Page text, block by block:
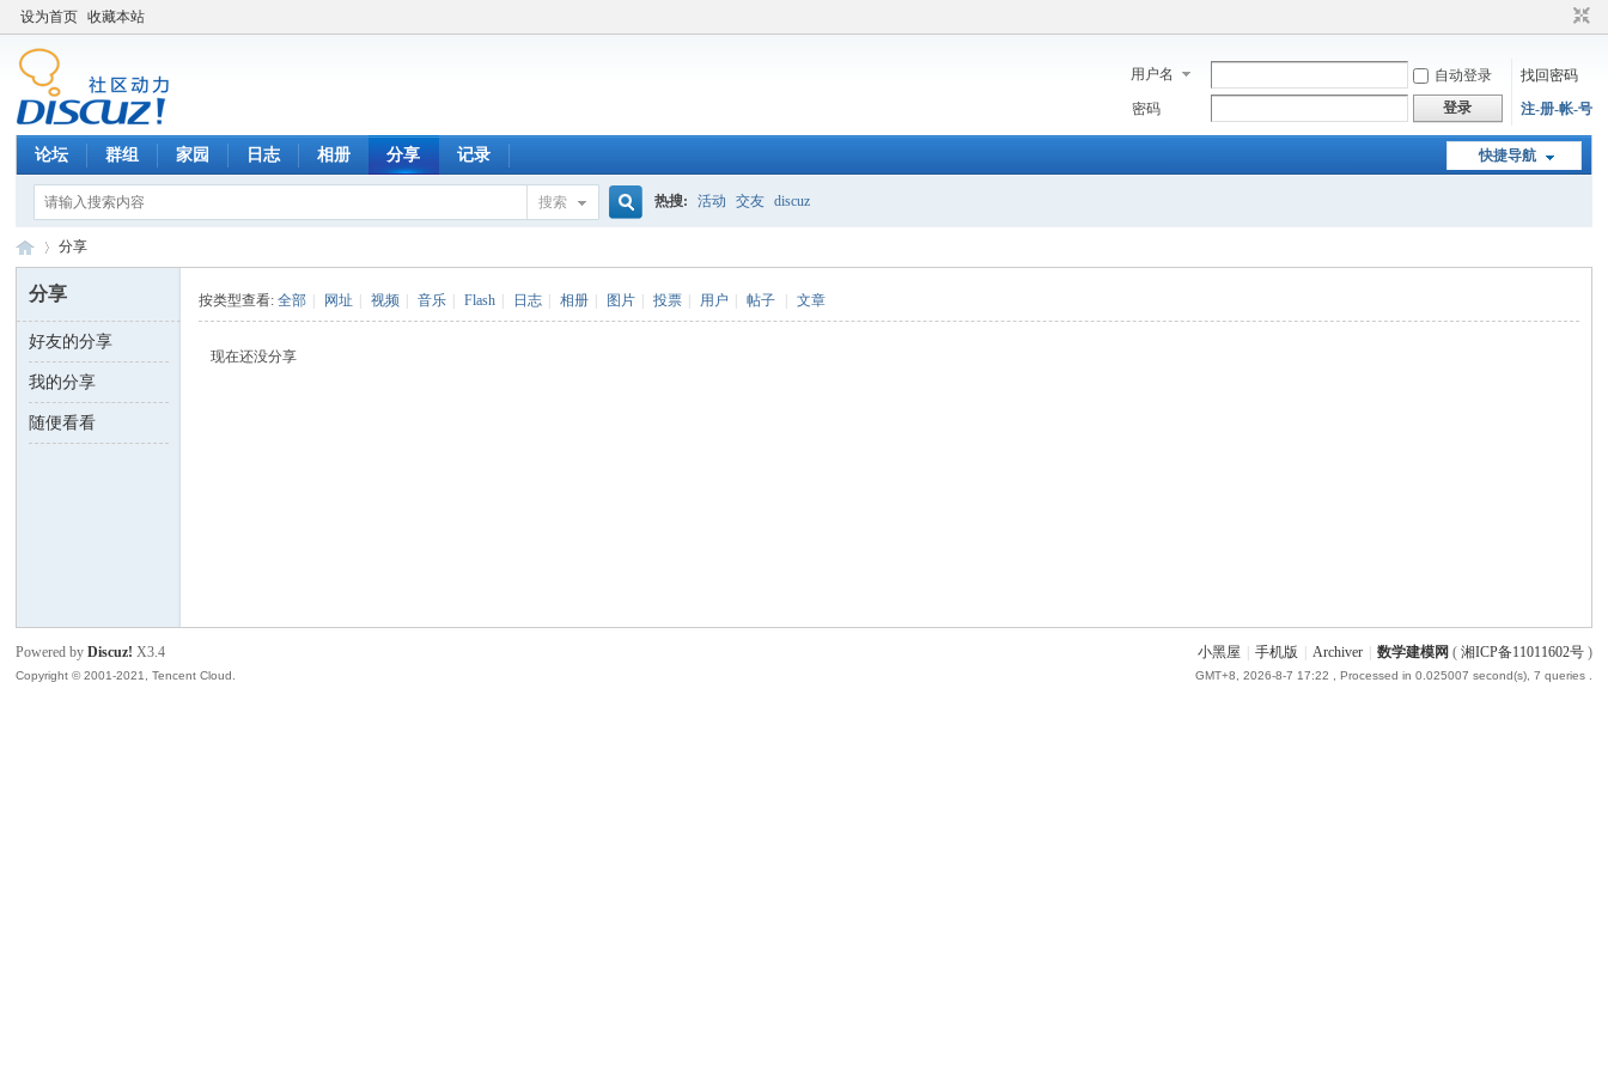
设为首页 收藏本站
用户名 自动登录
找回密码
密码
登录 注-册-帐-号
快捷导航
论坛 群组 家园 日志 相册 分享 记录
搜索 热搜: 活动 交友 discuz
数 ›
分享
分享
好友的分享
我的分享
随便看看
按类型查看:全部 网址 视频 音乐 Flash 日志 相册 图片 投票 用户 帖子 文章
现在还没分享
小黑屋 手机版 Archiver 数学建模网 ( 湘ICP备11011602号)
GMT+8, 2026-8-7 17:22 , Processed in 0.025007 second(s), 7 queries .
Powered byDiscuz! X3.4
Copyright © 2001-2021, Tencent Cloud.